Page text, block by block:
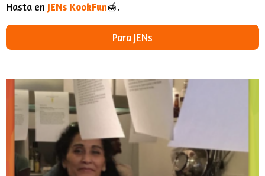
Hasta en JENs KookFun🍯.
Para JENs